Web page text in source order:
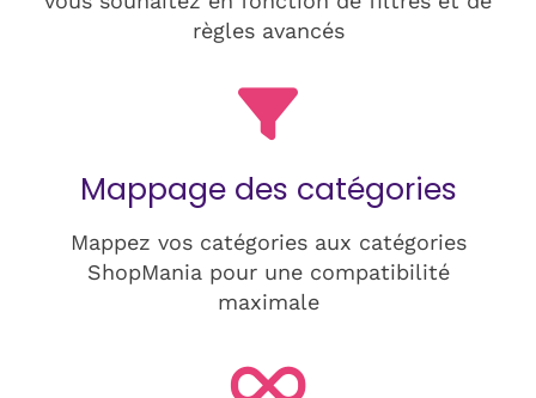
règles avancés
Mappage des catégories
Mappez vos catégories aux catégories
ShopMania pour une compatibilité
maximale